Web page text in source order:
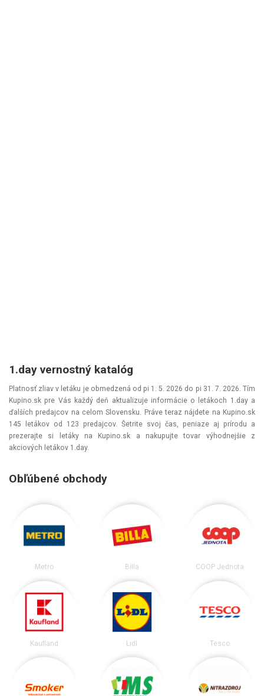
1.day vernostný katalóg
Platnosť zliav v letáku je obmedzená od pi 1. 5. 2026 do pi 31. 7. 2026. Tím
Kupino.sk pre Vás každý deň aktualizuje informácie o letákoch 1.day a
ďalších predajcov na celom Slovensku. Práve teraz nájdete na Kupino.sk
145 letákov od 123 predajcov. Šetrite svoj čas, peniaze aj prírodu a
prezerajte si letáky na Kupino.sk a nakupujte tovar výhodnejšie z
akciových letákov 1.day.
Obľúbené obchody
Metro Billa COOP Jednota
Kaufland Lidl Tesco